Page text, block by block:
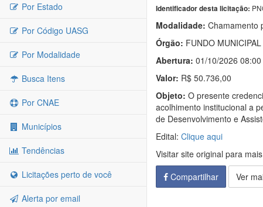
Por Estado
Por Código UASG
Por Modalidade
Busca Itens
Por CNAE
Municípios
Tendências
Licitações perto de você
Alerta por email
Identificador desta licitação:
Modalidade: Chamamento
Órgão: FUNDO
Abertura: 01/10/2026 08:00
Valor: R$ 50.736,00
Objeto: O presente
acolhimento institucional a
de Desenvolvimento e
Edital: Clique aqui
Visitar site original para
Compartilhar
Ver